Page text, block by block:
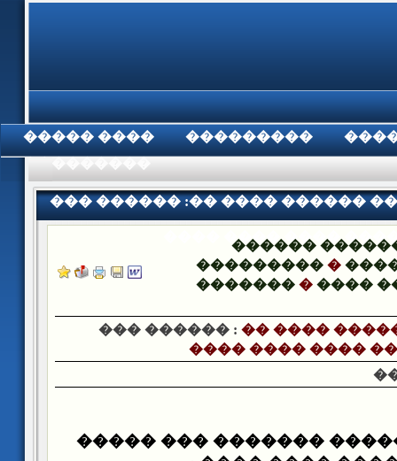
���� ����� ���������
��� ������ :�� ���� ������
���� ���� ����
������
����������
�������� ����
��� ������ : �� ����
���� ���� ����
�� ������� ������� ���